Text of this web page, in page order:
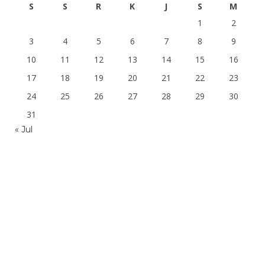
S
S R K J S
M
1
2
3
4 5 6 7 8
9
10
11 12 13 14 15
16
17
18 19 20 21 22
23
24
25 26 27 28 29
30
31
« Jul